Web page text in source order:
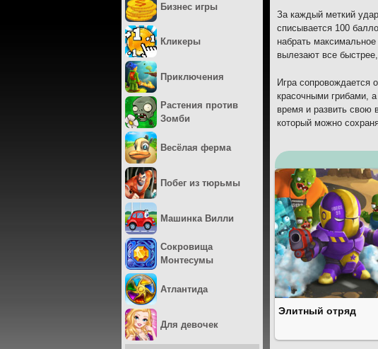
За каждый меткий
списывается 100
набрать
вылезают все
Игра
красочными грибами,
время и развить свою
который можно
Элитный отряд
Бизнес игры
Кликеры
Приключения
Растения против
Зомби
Весёлая ферма
Побег из тюрьмы
Машинка Вилли
Сокровища
Монтесумы
Атлантида
Для девочек